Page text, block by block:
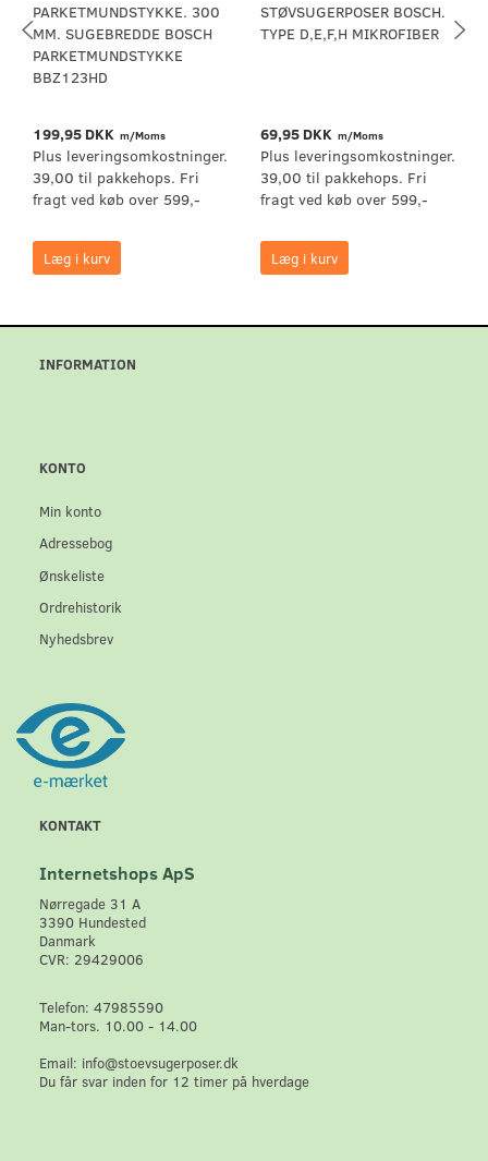
PARKETMUNDSTYKKE. 300
MM. SUGEBREDDE BOSCH
PARKETMUNDSTYKKE
BBZ123HD
199,95 DKK m/Moms
Plus leveringsomkostninger.
39,00 til pakkehops. Fri
fragt ved køb over 599,-
Læg i kurv
STØVSUGERPOSER BOSCH.
TYPE D,E,F,H MIKROFIBER
69,95 DKK m/Moms
Plus leveringsomkostninger.
39,00 til pakkehops. Fri
fragt ved køb over 599,-
Læg i kurv
INFORMATION
KONTO
Min konto
Adressebog
Ønskeliste
Ordrehistorik
Nyhedsbrev
KONTAKT
Internetshops ApS
Nørregade 31 A
3390 Hundested
Danmark
CVR: 29429006
Telefon: 47985590
Man-tors. 10.00 - 14.00
Email: info@stoevsugerposer.dk
Du får svar inden for 12 timer på hverdage